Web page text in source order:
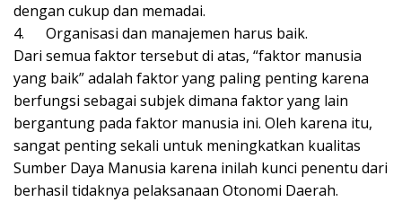
dengan cukup dan memadai.
4.
Organisasi dan manajemen harus baik.
Dari semua faktor tersebut di atas, “faktor manusia
yang baik” adalah faktor yang paling penting karena
berfungsi sebagai subjek dimana faktor yang lain
bergantung pada faktor manusia ini. Oleh karena itu,
sangat penting sekali untuk meningkatkan kualitas
Sumber Daya Manusia karena inilah kunci penentu dari
berhasil tidaknya pelaksanaan Otonomi Daerah.